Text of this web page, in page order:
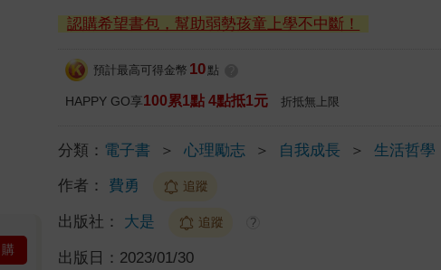
認購希望書包，幫助弱勢孩童上學不中斷！
預計最高可得金幣 10 點
HAPPY GO享100累1點 4點抵1元 折抵無上限
分類： 電子書 ＞ 心理勵志 ＞ 自我成長 ＞ 生活哲學
作者： 費勇 追蹤
出版社： 大是 追蹤 ?
出版日： 2023/01/30